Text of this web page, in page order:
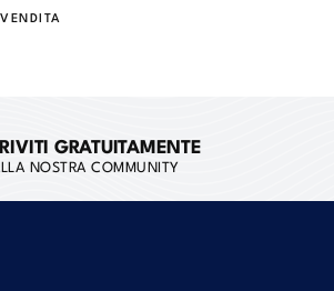
GRATUITAMENTE
NOSTRA COMMUNITY